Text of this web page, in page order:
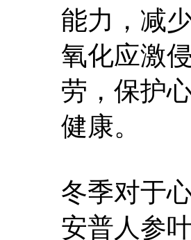
能力，减
氧化应激
劳，保护
健康。
冬季对于
安普人参